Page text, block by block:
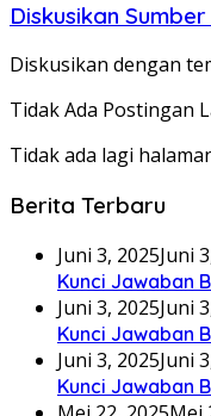
Diskusikan
Diskusikan dengan
Tidak Ada Postingan
Tidak ada lagi
Berita Terbaru
Juni 3, 2025Juni
Kunci Jawaban
Juni 3, 2025Juni
Kunci Jawaban
Juni 3, 2025Juni
Kunci Jawaban